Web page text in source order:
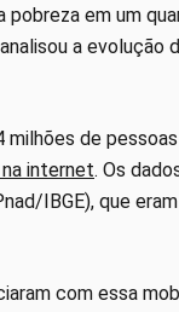
em um
a
de
internet. Os
IBGE), que
com essa